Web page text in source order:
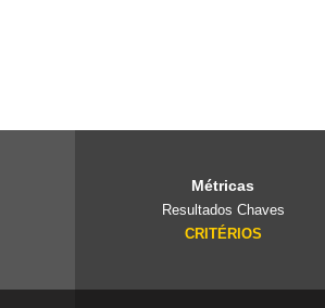
Métricas
Resultados Chaves
CRITÉRIOS